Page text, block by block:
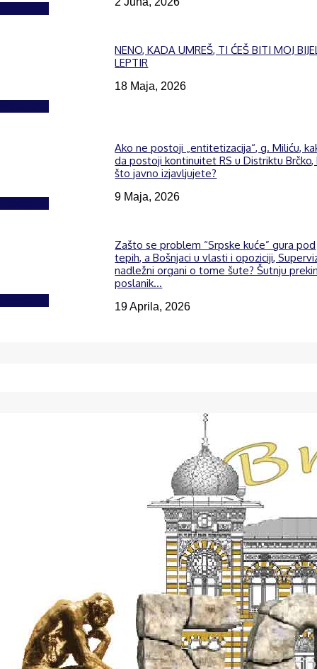
NENO, KADA UMREŠ, TI ĆEŠ BITI MOJ
LEPTIR
18 Maja, 2026
Ako ne postoji „entitetizacija“, g. Miliću,
da postoji kontinuitet RS u Distriktu Brčko,
što javno izjavljujete?
9 Maja, 2026
Zašto se problem “Srpske kuće” gura pod
tepih, a Bošnjaci u vlasti i opoziciji,
nadležni organi o tome šute? Šutnju
poslanik...
19 Aprila, 2026